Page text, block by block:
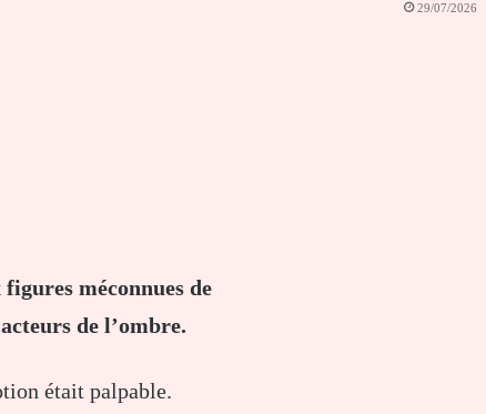
méconnues de
de l’ombre.
était palpable.
29/07/2026